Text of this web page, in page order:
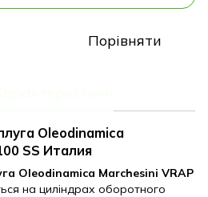
Порівняти
Oleodinamica
SS Италия
Oleodinamica Marchesini VRAP
на циліндрах оборотного